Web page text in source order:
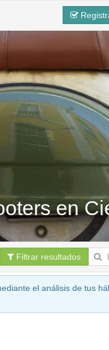
en
Filtrar resultados
el análisis de tus